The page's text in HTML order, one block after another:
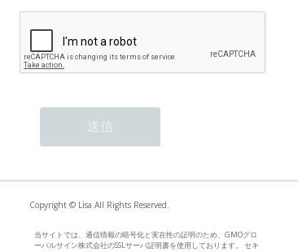
Copyright © Lisa All Rights Reserved.
当サイトでは、通信情報の暗号化と実在性の証明のため、GMOグロ
ーバルサイン株式会社のSSLサーバ証明書を使用しております。 セキ